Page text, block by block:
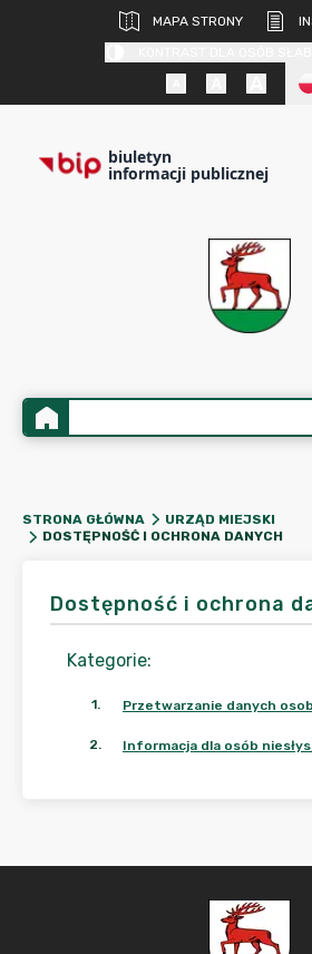
MAPA STRONY
biuletyn
informacji publicznej
STRONA GŁÓWNA
URZĄD MIEJSKI
DOSTĘPNOŚĆ I OCHRONA DANYCH
Dostępność i ochrona
Kategorie:
1. Przetwarzanie danych
2. Informacja dla osób